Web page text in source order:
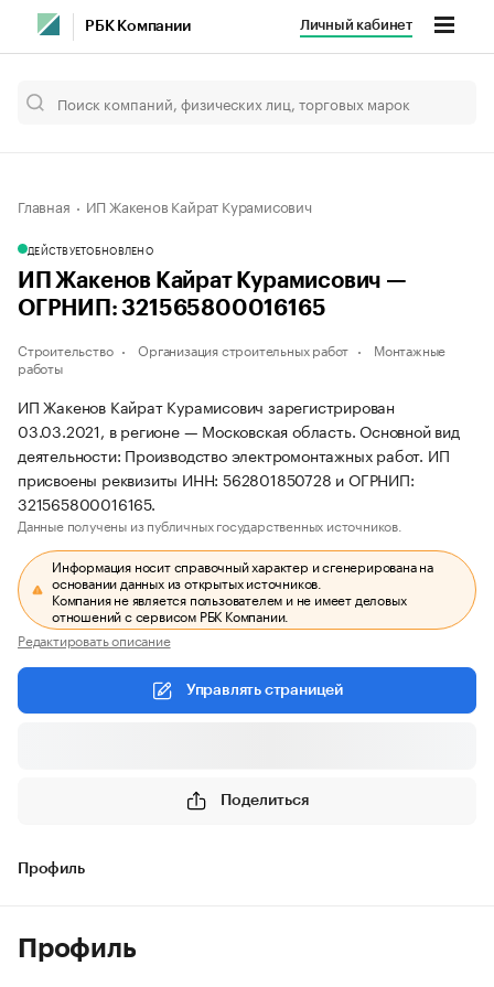
РБК Компании Личный кабинет
Главная ИП Жакенов Кайрат Курамисович
ДЕЙСТВУЕТОБНОВЛЕНО
ИП Жакенов Кайрат Курамисович —
ОГРНИП: 321565800016165
Строительство Организация строительных работ
Монтажные
работы
ИП Жакенов Кайрат Курамисович зарегистрирован
03.03.2021, в регионе — Московская область. Основной вид
деятельности: Производство электромонтажных работ. ИП
присвоены реквизиты ИНН: 562801850728 и ОГРНИП:
321565800016165.
Данные получены из публичных государственных источников.
Информация носит справочный характер и сгенерирована на
основании данных из открытых источников.
Компания не является пользователем и не имеет деловых
отношений с сервисом РБК Компании.
Редактировать описание
Управлять страницей
Поделиться
Профиль
Профиль